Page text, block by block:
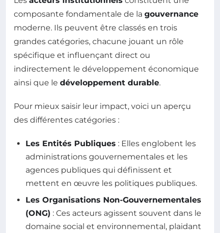
composante fondamentale de la gouvernance
moderne. Ils peuvent être classés en trois
grandes catégories, chacune jouant un rôle
spécifique et influençant direct ou
indirectement le développement économique
ainsi que le développement durable.
Pour mieux saisir leur impact, voici un aperçu
des différentes catégories :
Les Entités Publiques : Elles englobent les
administrations gouvernementales et les
agences publiques qui définissent et
mettent en œuvre les politiques publiques.
Les Organisations Non-Gouvernementales
(ONG) : Ces acteurs agissent souvent dans le
domaine social et environnemental, plaidant